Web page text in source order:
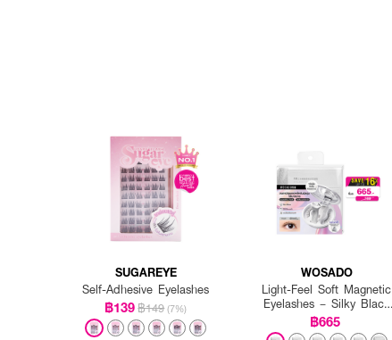
SUGAREYE
Self-Adhesive Eyelashes
฿139฿149 (7%)
WOSADO
Light-Feel Soft Magnetic
Eyelashes – Silky Black
2.0 (All-in-One Pack)
฿665